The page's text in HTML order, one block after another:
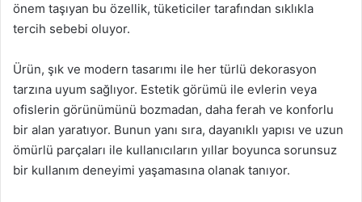
önem taşıyan bu özellik, tüketiciler tarafından sıklıkla
tercih sebebi oluyor.
Ürün, şık ve modern tasarımı ile her türlü dekorasyon
tarzına uyum sağlıyor. Estetik görümü ile evlerin veya
ofislerin görünümünü bozmadan, daha ferah ve konforlu
bir alan yaratıyor. Bunun yanı sıra, dayanıklı yapısı ve uzun
ömürlü parçaları ile kullanıcıların yıllar boyunca sorunsuz
bir kullanım deneyimi yaşamasına olanak tanıyor.